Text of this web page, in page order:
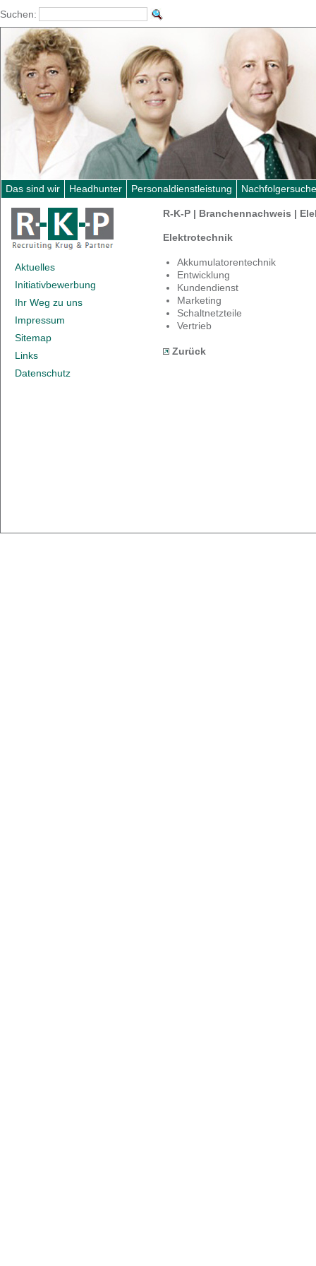
Suchen:
Das sind wir Headhunter Personaldienstleistung Nachfolgersuche
Aktuelles
Initiativbewerbung
Ihr Weg zu uns
Impressum
Sitemap
Links
Datenschutz
R-K-P | Branchennachweis |
Elektrotechnik
Akkumulatorentechnik
Entwicklung
Kundendienst
Marketing
Schaltnetzteile
Vertrieb
Zurück